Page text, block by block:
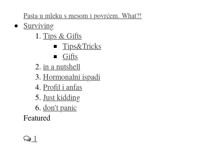
Pasta u mleku s mesom i povrćem. What?!
Surviving
Tips & Gifts
Tips&Tricks
Gifts
in a nutshell
Hormonalni ispadi
Profil i anfas
Just kidding
don’t panic
Featured
1